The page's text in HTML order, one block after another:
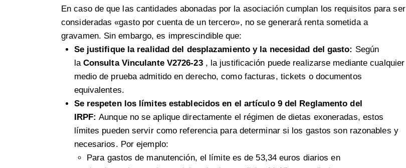
En caso de que las cantidades abonadas por la asociación cumplan los requisitos para ser
consideradas «gasto por cuenta de un tercero», no se generará renta sometida a
gravamen. Sin embargo, es imprescindible que:
Se justifique la realidad del desplazamiento y la necesidad del gasto: Según
la Consulta Vinculante V2726-23 , la justificación puede realizarse mediante cualquier
medio de prueba admitido en derecho, como facturas, tickets o documentos
equivalentes.
Se respeten los límites establecidos en el artículo 9 del Reglamento del
IRPF: Aunque no se aplique directamente el régimen de dietas exoneradas, estos
límites pueden servir como referencia para determinar si los gastos son razonables y
necesarios. Por ejemplo:
Para gastos de manutención, el límite es de 53,34 euros diarios en